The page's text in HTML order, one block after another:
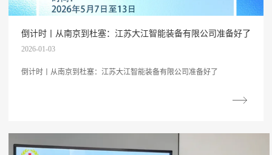
倒计时丨从南京到杜塞：江苏大江智能装备有限公司准备好了
2026-01-03
倒计时丨从南京到杜塞：江苏大江智能装备有限公司准备好了